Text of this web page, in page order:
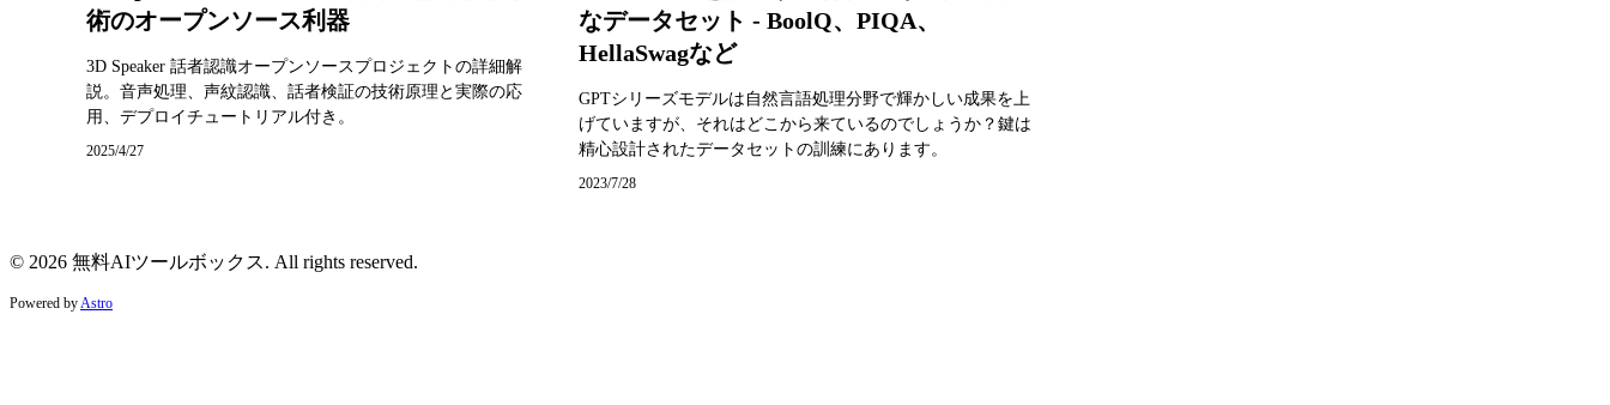
術のオープンソース利器
3D Speaker 話者認識オープンソースプロジェクトの詳細解
説。音声処理、声紋認識、話者検証の技術原理と実際の応
用、デプロイチュートリアル付き。
2025/4/27
なデータセット - BoolQ、PIQA、
HellaSwagなど
GPTシリーズモデルは自然言語処理分野で輝かしい成果を上
げていますが、それはどこから来ているのでしょうか？鍵は
精心設計されたデータセットの訓練にあります。
2023/7/28
© 2026 無料AIツールボックス. All rights reserved.
Powered by Astro